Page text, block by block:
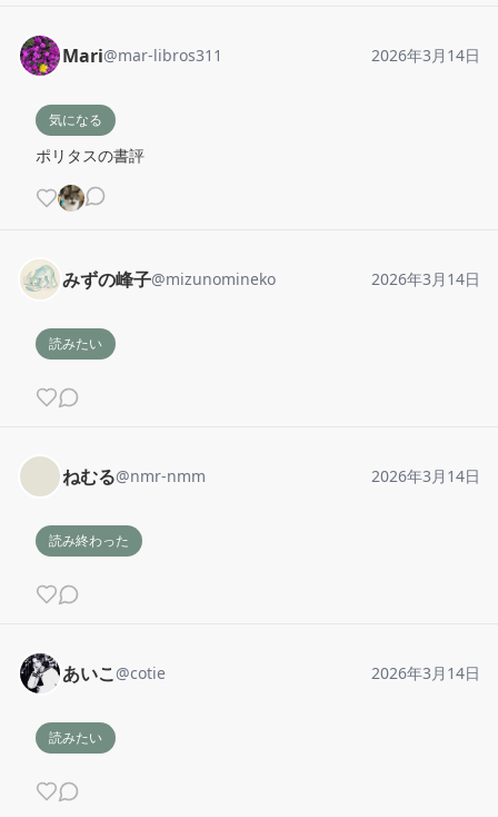
Mari@mar-libros311 2026年3月14日
気になる
ポリタスの書評
みずの峰子@mizunomineko 2026年3月14日
読みたい
ねむる@nmr-nmm 2026年3月14日
読み終わった
あいこ@cotie 2026年3月14日
読みたい